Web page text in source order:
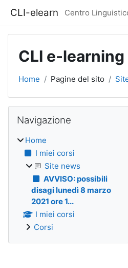
CLI-elearn Centro
CLI e-learning
Home Pagine del sito
Blocchi
Navigazione
Home
I miei corsi
Site news
AVVISO: possibili
disagi lunedì 8 marzo
2021 ore 1...
I miei corsi
Corsi